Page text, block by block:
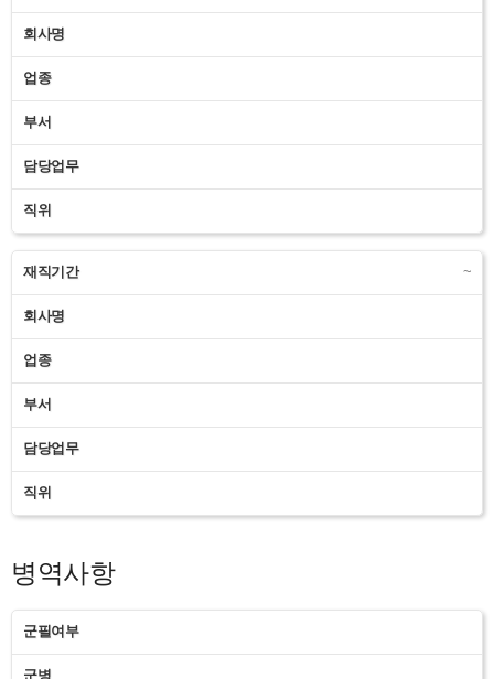
회사명
업종
부서
담당업무
직위
재직기간 ~
회사명
업종
부서
담당업무
직위
병역사항
군필여부